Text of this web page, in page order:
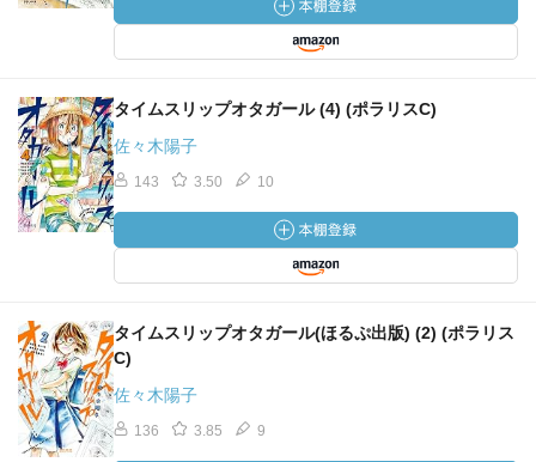
タイムスリップオタガール (4) (ポラリスC)
佐々木陽子
143 3.50 10
タイムスリップオタガール(ほるぷ出版) (2) (ポラリス
C)
佐々木陽子
136 3.85 9